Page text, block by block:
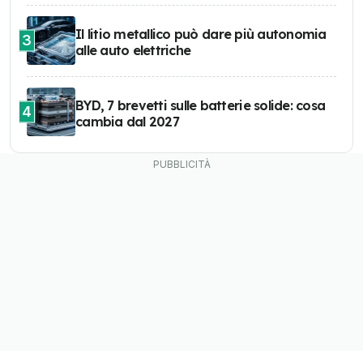
3
Il litio metallico può dare più autonomia
alle auto elettriche
4
BYD, 7 brevetti sulle batterie solide: cosa
cambia dal 2027